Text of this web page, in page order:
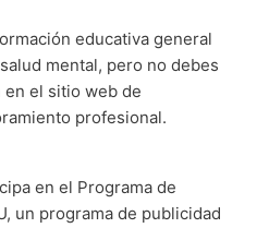
educativa general
mental, pero no debes
el sitio web de
profesional.
en el Programa de
un programa de publicidad